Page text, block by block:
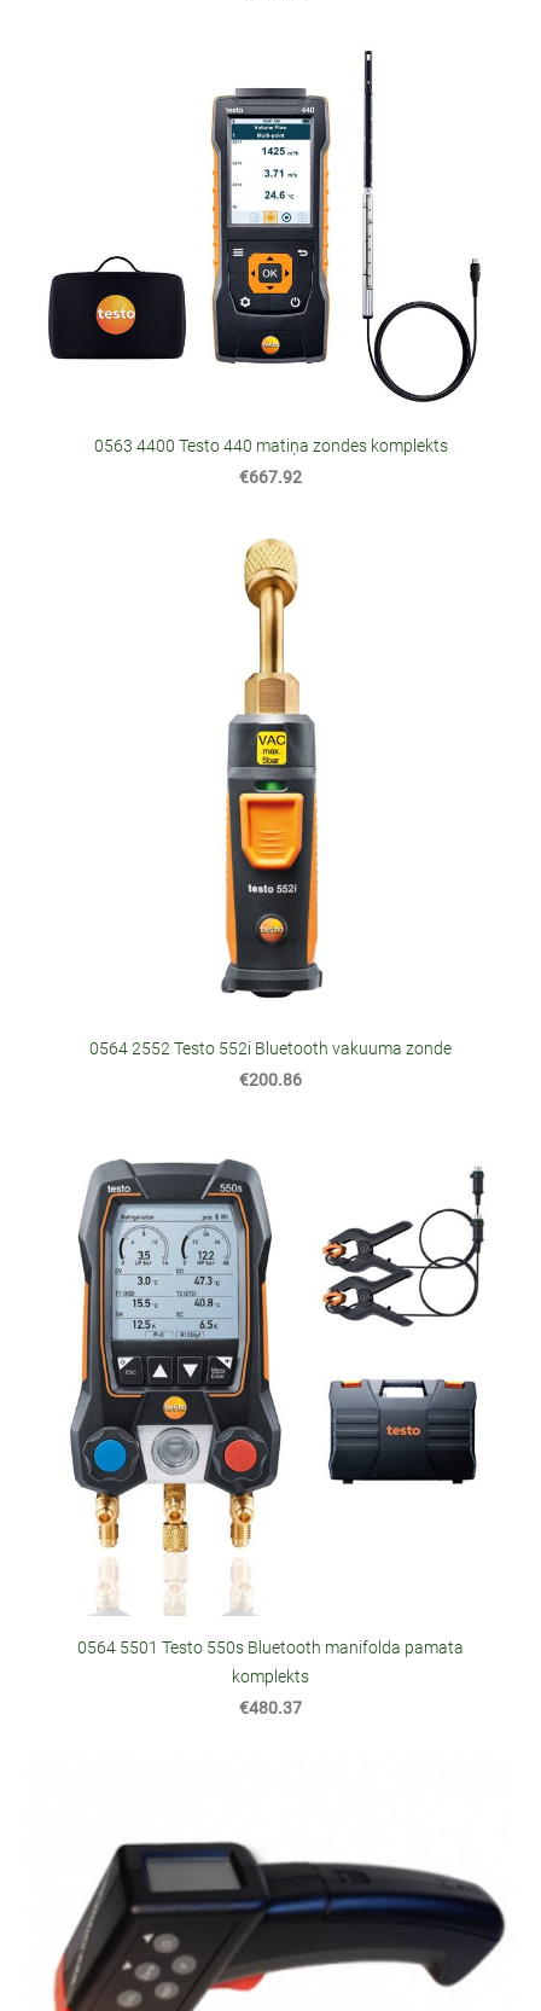
0563 4400 Testo 440 matiņa zondes komplekts
€667.92
0564 2552 Testo 552i Bluetooth vakuuma zonde
€200.86
0564 5501 Testo 550s Bluetooth manifolda pamata
komplekts
€480.37